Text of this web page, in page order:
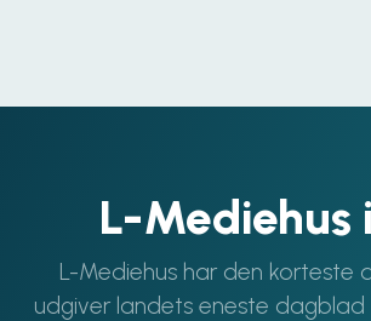
L-Mediehus
L-Mediehus har den korteste
udgiver landets eneste dagblad